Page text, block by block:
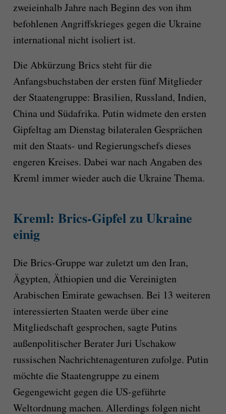
zweieinhalb Jahre nach Beginn des von ihm
befohlenen Angriffskrieges gegen die Ukraine
international nicht isoliert ist.
Die Abkürzung Brics steht für die
Anfangsbuchstaben der ersten fünf Mitglieder
der Staatengruppe: Brasilien, Russland, Indien,
China und Südafrika. Putin widmete den ersten
Gipfeltag am Dienstag bilateralen Gesprächen
mit den Staats- und Regierungschefs dieses
engeren Kreises. Dabei war nach Angaben des
Kreml immer wieder auch die Ukraine Thema.
Kreml: Brics-Gipfel zu Ukraine
einig
Die Brics-Gruppe war zuletzt um den Iran,
Ägypten, Äthiopien und die Vereinigten
Arabischen Emirate gewachsen. Bei 13 weiteren
interessierten Staaten werde über eine
Mitgliedschaft gesprochen, sagte Putins
außenpolitischer Berater Juri Uschakow
russischen Nachrichtenagenturen zufolge. Putin
möchte die Staatengruppe zu einem
Gegengewicht gegen die US-geführte
Weltordnung machen. Allerdings folgen nicht